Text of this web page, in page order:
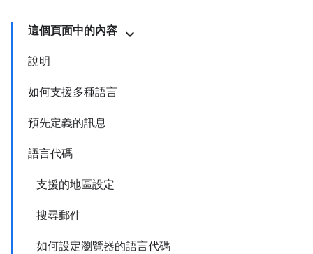
這個頁面中的內容
說明
如何支援多種語言
預先定義的訊息
語言代碼
支援的地區設定
搜尋郵件
如何設定瀏覽器的語言代碼